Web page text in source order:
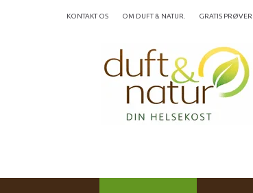
KONTAKT OS OM DUFT & NATUR. GRATIS PRØVER